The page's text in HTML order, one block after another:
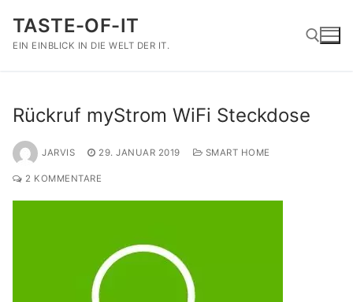
Inhalt
springen
TASTE-OF-IT
EIN EINBLICK IN DIE WELT DER IT.
Rückruf myStrom WiFi Steckdose
JARVIS 29. JANUAR 2019 SMART HOME
2 KOMMENTARE